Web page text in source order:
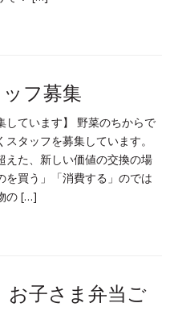
フ募集
しています】 野菜のちからで
タッフを募集しています。
えた、新しい価値の交換の場
を買う」「消費する」のでは
の […]
お子さま弁当ご